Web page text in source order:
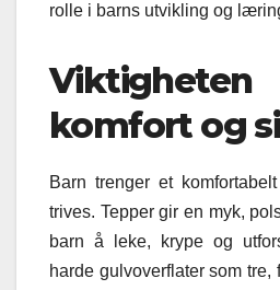
rolle i barns utvikling og
komfort og
Barn trenger et
trives. Tepper gir en myk,
barn å leke, krype og
harde gulvoverflater som